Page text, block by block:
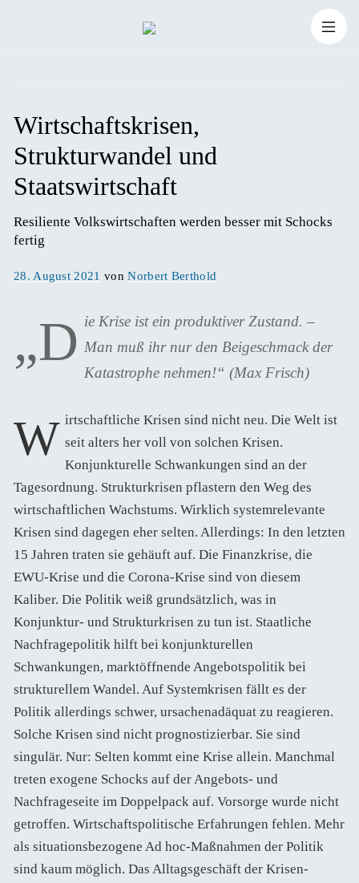
Wirtschaftskrisen,
Strukturwandel und
Staatswirtschaft
Resiliente Volkswirtschaften werden besser mit Schocks
fertig
Veröffentlicht
28. August 2021 vonNorbert Berthold
„D ie Krise ist ein produktiver Zustand. –
Man muß ihr nur den Beigeschmack der
Katastrophe nehmen!“ (Max Frisch)
Wirtschaftliche Krisen sind nicht neu. Die Welt ist seit alters her voll von solchen Krisen.
Konjunkturelle Schwankungen sind an der
Tagesordnung. Strukturkrisen pflastern den Weg des
wirtschaftlichen Wachstums. Wirklich systemrelevante
Krisen sind dagegen eher selten. Allerdings: In den letzten
15 Jahren traten sie gehäuft auf. Die Finanzkrise, die
EWU-Krise und die Corona-Krise sind von diesem
Kaliber. Die Politik weiß grundsätzlich, was in
Konjunktur- und Strukturkrisen zu tun ist. Staatliche
Nachfragepolitik hilft bei konjunkturellen
Schwankungen, marktöffnende Angebotspolitik bei
strukturellem Wandel. Auf Systemkrisen fällt es der
Politik allerdings schwer, ursachenadäquat zu reagieren.
Solche Krisen sind nicht prognostizierbar. Sie sind
singulär. Nur: Selten kommt eine Krise allein. Manchmal
treten exogene Schocks auf der Angebots- und
Nachfrageseite im Doppelpack auf. Vorsorge wurde nicht
getroffen. Wirtschaftspolitische Erfahrungen fehlen. Mehr
als situationsbezogene Ad hoc-Maßnahmen der Politik
sind kaum möglich. Das Alltagsgeschäft der Krisen-